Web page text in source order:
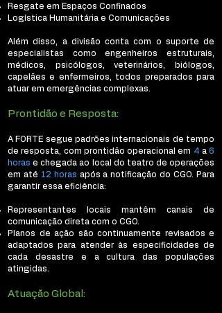
Resgate em Espaços Confinados
Logística Humanitária e Comunicações
Além disso, a divisão conta com o suporte de
especialistas como engenheiros estruturais,
médicos, psicólogos, veterinários, biólogos,
capelães e enfermeiros, todos preparados para
atuar em emergências complexas.
Prontidão e Resposta:
A FORTE segue padrões internacionais de tempo
de resposta, com prontidão operacional em 4 a 6
horase chegada ao local do teatro de operações
em até 12 horas após a notificação do CGO. Para
garantir essa eficiência:
Representantes locais mantêm canais de
comunicação direta com o CGO.
Planos de ação são continuamente revisados e
adaptados para atender às especificidades de
cada desastre e a cultura das populações
atingidas.
Atuação Global: